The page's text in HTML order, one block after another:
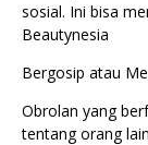
sosial. Ini bisa
Beautynesia
Bergosip atau
Obrolan yang
tentang orang